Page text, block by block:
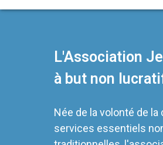
L'Association
à but non
Née de la volonté de
services essentiels